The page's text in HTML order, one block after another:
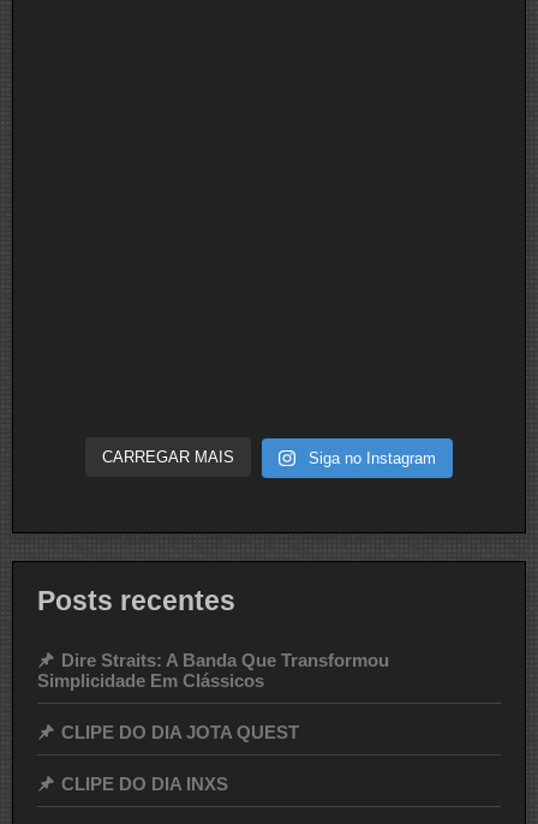
CARREGAR MAIS Siga no Instagram
Posts recentes
Dire Straits: A Banda Que Transformou
Simplicidade Em Clássicos
CLIPE DO DIA JOTA QUEST
CLIPE DO DIA INXS